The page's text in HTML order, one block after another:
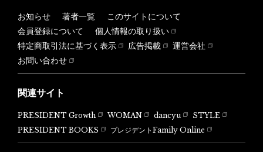
お知らせ 著者一覧
このサイトについて
会員登録について
個人情報の取り扱い
特定商取引法に基づく表示
広告掲載
運営会社
お問い合わせ
関連サイト
PRESIDENT Growth WOMAN dancyu
STYLE
PRESIDENT BOOKS
プレジデントFamily Online